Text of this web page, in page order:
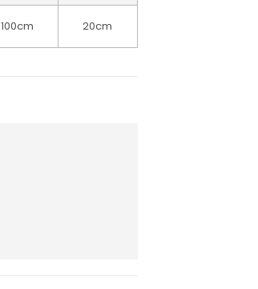
100cm 20cm